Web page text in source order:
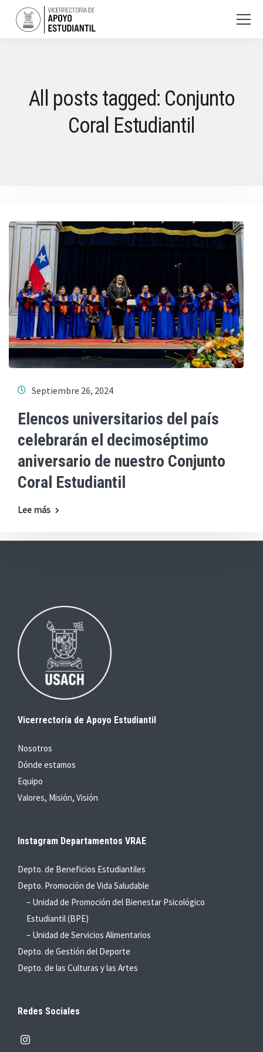
All posts tagged: Conjunto
Coral Estudiantil
Septiembre 26, 2024
Elencos universitarios del país
celebrarán el decimoséptimo
aniversario de nuestro Conjunto
Coral Estudiantil
Lee más
Vicerrectoría de Apoyo Estudiantil
Nosotros
Dónde estamos
Equipo
Valores, Misión, Visión
Instagram Departamentos VRAE
Depto. de Beneficios Estudiantiles
Depto. Promoción de Vida Saludable
– Unidad de Promoción del Bienestar Psicológico
Estudiantil (BPE)
– Unidad de Servicios Alimentarios
Depto. de Gestión del Deporte
Depto. de las Culturas y las Artes
Redes Sociales